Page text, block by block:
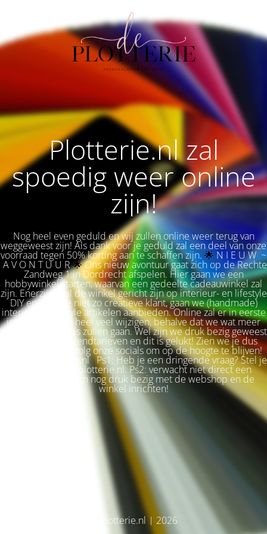
Plotterie.nl zal
spoedig weer online
zijn!
Nog heel even geduld en wij zullen online weer terug van
weggeweest zijn! Als dank voor je geduld zal een deel van onze
voorraad tegen 50% korting aan te schaffen zijn. 🌟 N I E U W ~
A V O N T U U R🌟Ons nieuw avontuur gaat zich op de Rechte
Zandweg 1 in Dordrecht afspelen. Hier gaan we een
hobbywinkel starten, waarvan een gedeelte cadeauwinkel zal
zijn. Enerzijds zal de winkel gericht zijn op interieur- en lifestyle
DIY en voor de niet zo creatieve klant, gaan we (handmade)
interieur & lifestyle artikelen aanbieden. Online zal er in eerste
instantie niet zo heel veel wijzigen, behalve dat we wat meer
terug naar de basis zullen gaan. Wel zijn we druk bezig geweest
met betere verzendtarieven en dit is gelukt! Zien we je dus
snel weer terug? Volg onze socials om op de hoogte te blijven!
Liefs, Ilse. Plotterie.nl Ps1: Heb je een dringende vraag? Stel je
vraag via info@plotterie.nl. Ps2: verwacht niet direct een
antwoord. We zijn nog druk bezig met de webshop en de
winkel inrichten!
© Plotterie.nl | 2026